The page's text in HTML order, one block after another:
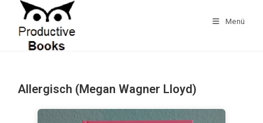
springen
Menü
Allergisch (Megan Wagner Lloyd)